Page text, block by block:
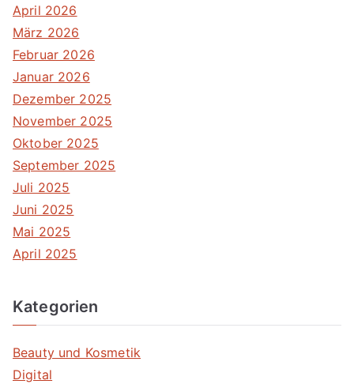
April 2026
März 2026
Februar 2026
Januar 2026
Dezember 2025
November 2025
Oktober 2025
September 2025
Juli 2025
Juni 2025
Mai 2025
April 2025
Kategorien
Beauty und Kosmetik
Digital